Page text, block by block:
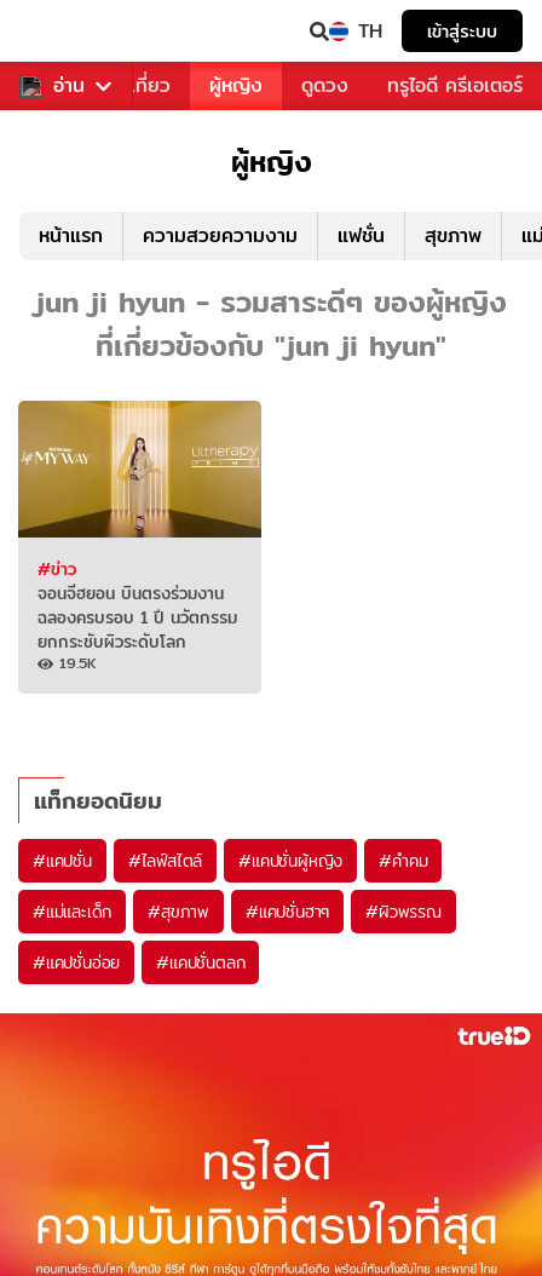
TH เข้าสู่ระบบ
อ่าน
อาหาร ท่องเที่ยว ผู้หญิง ดูดวง ทรูไอดี ครีเอเตอร์
ผู้หญิง
หน้าแรก ความสวยความงาม แฟชั่น สุขภาพ แ
jun ji hyun - รวมสาระดีๆ ของผู้หญิง
ที่เกี่ยวข้องกับ "jun ji hyun"
#ข่าว
จอนจีฮยอน บินตรงร่วมงาน
ฉลองครบรอบ 1 ปี นวัตกรรม
ยกกระชับผิวระดับโลก
19.5K
แท็กยอดนิยม
#แคปชั่น #ไลฟ์สไตล์ #แคปชั่นผู้หญิง #คำคม
#แม่และเด็ก #สุขภาพ #แคปชั่นฮาๆ #ผิวพรรณ
#แคปชั่นอ่อย #แคปชั่นตลก